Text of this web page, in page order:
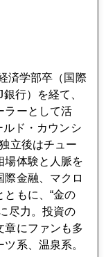
に
済学部卒（国際
行）を経て、
ラーとして活
ド・カウンシ
立後はチュー
場体験と人脈を
際金融、マクロ
もに、“金の
尽力。投資の
章にファンも多
系、温泉系。